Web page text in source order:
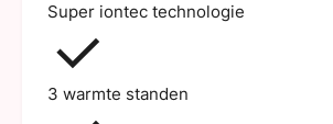
Super iontec technologie
3 warmte standen